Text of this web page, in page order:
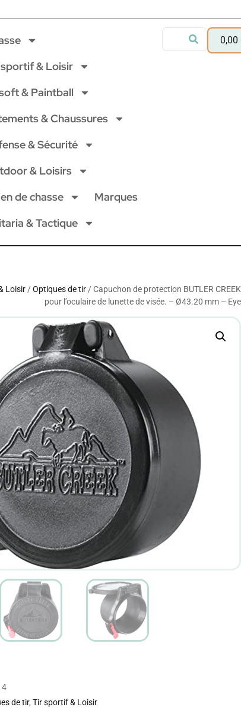
& Loisir
& Paintball
& Chaussures
& Sécurité
& Loisirs
de chasse
Marques
& Tactique
0,00
Loisir /Optiques de tir / Capuchon de protection BUTLER CREEK
pour l’oculaire de lunette de visée. – Ø43.20 mm – Eye
de tir, Tir sportif & Loisir